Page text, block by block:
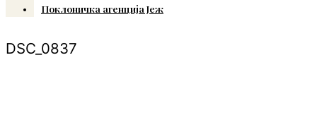
Поклоничка агенција Јеж
DSC_0837